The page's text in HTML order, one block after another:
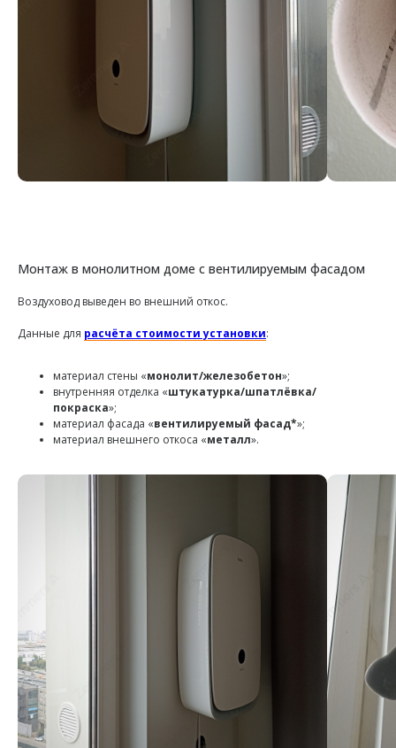
Монтаж в монолитном доме с вентилируемым фасадом
Воздуховод выведен во внешний откос.
Данные для расчёта стоимости установки:
материал стены «монолит/железобетон»;
внутренняя отделка «штукатурка/шпатлёвка/
покраска»;
материал фасада «вентилируемый фасад*»;
материал внешнего откоса «металл».